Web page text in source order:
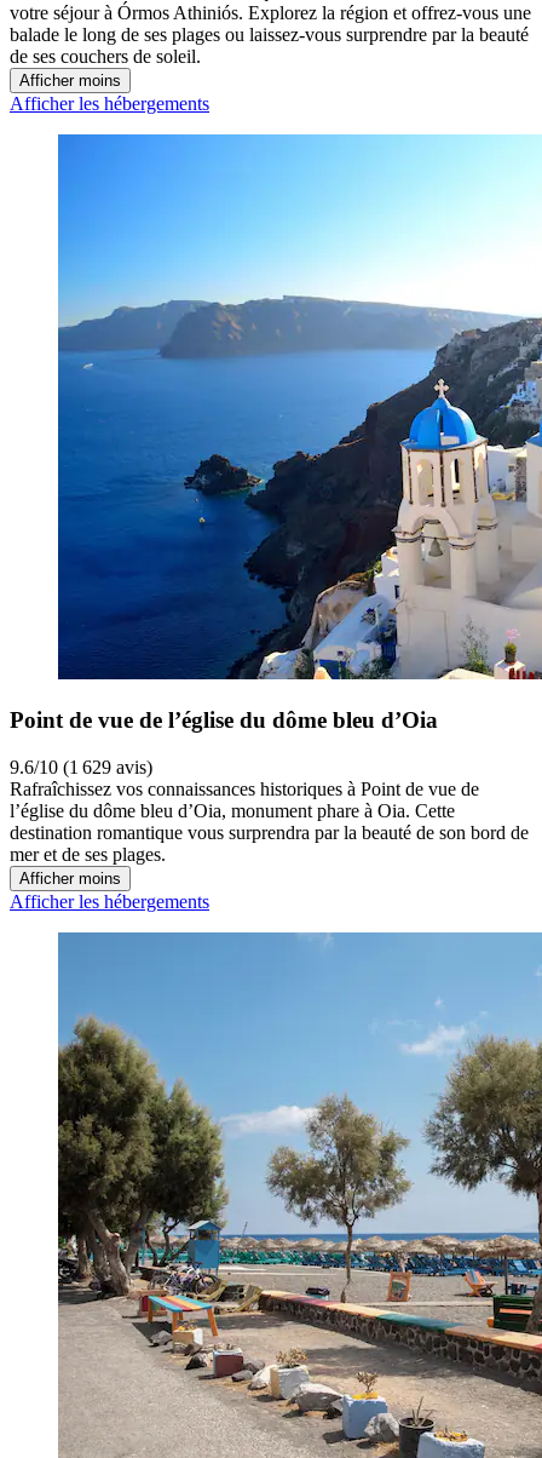
votre séjour à Órmos Athiniós. Explorez la région et offrez-vous une
balade le long de ses plages ou laissez-vous surprendre par la beauté
de ses couchers de soleil.
Afficher moins
Afficher les hébergements
Point de vue de l’église du dôme bleu d’Oia
9.6/10 (1 629 avis)
Rafraîchissez vos connaissances historiques à Point de vue de
l’église du dôme bleu d’Oia, monument phare à Oia. Cette
destination romantique vous surprendra par la beauté de son bord de
mer et de ses plages.
Afficher moins
Afficher les hébergements